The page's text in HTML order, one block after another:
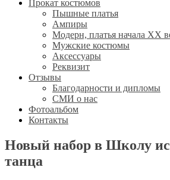
Прокат костюмов
Пышные платья
Ампиры
Модерн, платья начала XX
Мужские костюмы
Аксессуары
Реквизит
Отзывы
Благодарности и дипломы
СМИ о нас
Фотоальбом
Контакты
Новый набор в Школу
танца